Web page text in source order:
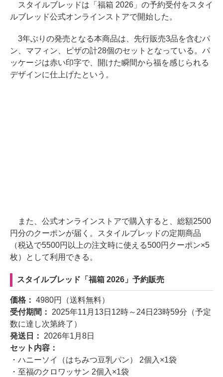
スタイルブレッドは「福箱 2026」の予約受付をスタイ
ルブレッド公式オンラインストアで開始した。
3年ぶりの発売となる本商品は、先行販売3品を含むパ
ン、マフィン、ピザの計28個のセットとなっている。パ
ッケージは赤い印字で、開けた瞬間から福を感じられる
デザインに仕上げたという。
また、公式オンラインストアで購入すると、総額2500
円分のクーポンが届く。スタイルブレッドの定期商品
（税込で5500円以上の注文時に使える500円クーポン×5
枚）として利用できる。
スタイルブレッド「福箱 2026」予約販売
価格： 4980円（送料無料）
受付期間： 2025年11月13日12時～24日23時59分（予定
数に達し次第終了）
発送日： 2026年1月8日
セット内容：
・ハニーソイ（はちみつ豆乳パン） 2個入×1袋
・至福のクロワッサン 2個入×1袋